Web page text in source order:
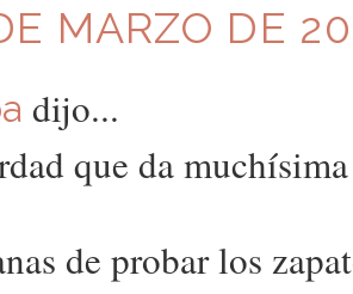
MARZO DE
dijo...
que da
de probar los